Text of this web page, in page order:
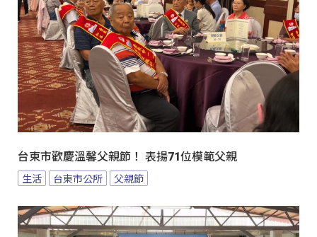
台東市歡慶溫馨父親節！ 表揚71位模範父親
生活 台東市公所 父親節